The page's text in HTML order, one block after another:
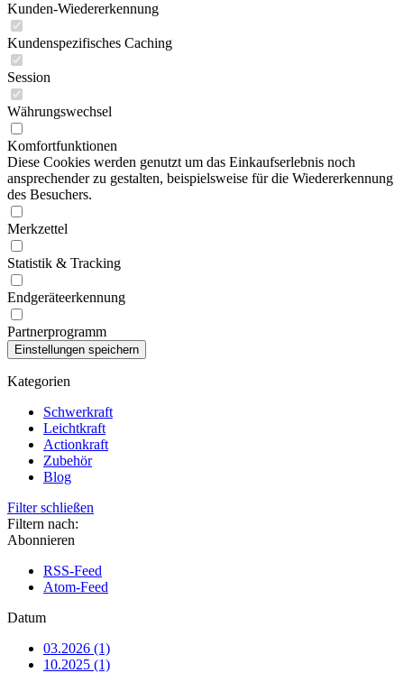
Kunden-Wiedererkennung
Kundenspezifisches Caching
Session
Währungswechsel
Komfortfunktionen
Diese Cookies werden genutzt um das Einkaufserlebnis noch
ansprechender zu gestalten, beispielsweise für die Wiedererkennung
des Besuchers.
Merkzettel
Statistik & Tracking
Endgeräteerkennung
Partnerprogramm
Kategorien
Schwerkraft
Leichtkraft
Actionkraft
Zubehör
Blog
Filter schließen
Filtern nach:
Abonnieren
RSS-Feed
Atom-Feed
Datum
03.2026 (1)
10.2025 (1)